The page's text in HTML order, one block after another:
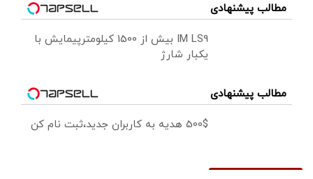
مطالب پیشنهادی
IM LS9 بیش از 1500 کیلومترپیمایش با
یکبار شارژ
مطالب پیشنهادی
500$ هدیه به کاربران جدید،ثبت نام کن